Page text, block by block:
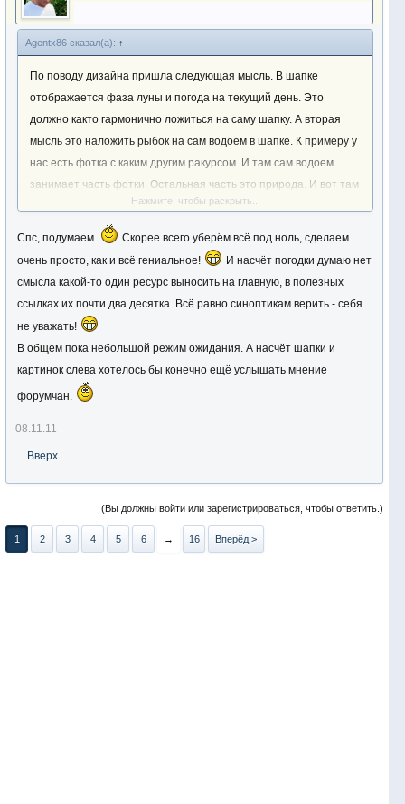
Agentx86 сказал(а): ↑
По поводу дизайна пришла следующая мысль. В шапке
отображается фаза луны и погода на текущий день. Это
должно както гармонично ложиться на саму шапку. А вторая
мысль это наложить рыбок на сам водоем в шапке. К примеру у
нас есть фотка с каким другим ракурсом. И там сам водоем
занимает часть фотки. Остальная часть это природа. И вот там
где находится водоем плавают рыбки. Это также может быть
озеро или еще чтото.
Нажмите, чтобы раскрыть...
Спс, подумаем.
Скорее всего уберём всё под ноль, сделаем
очень просто, как и всё гениальное!
И насчёт погодки думаю нет
смысла какой-то один ресурс выносить на главную, в полезных
ссылках их почти два десятка. Всё равно синоптикам верить - себя
не уважать!
В общем пока небольшой режим ожидания. А насчёт шапки и
картинок слева хотелось бы конечно ещё услышать мнение
форумчан.
08.11.11
Вверх
(Вы должны войти или зарегистрироваться, чтобы ответить.)
1 2 3 4 5 6 → 16 Вперёд >